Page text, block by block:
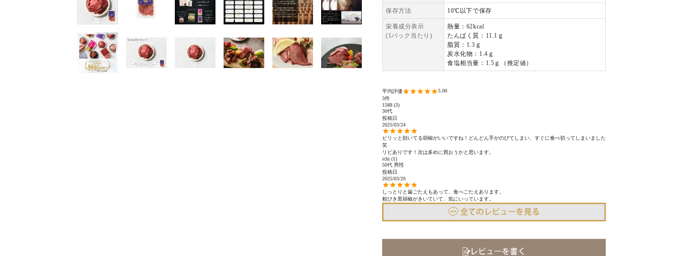
保存方法 10℃以下で保存
栄養成分表示
(1パック当たり)
熱量：62kcal
たんぱく質：11.1ｇ
脂質：1.3ｇ
炭水化物：1.4ｇ
食塩相当量：1.5ｇ（推定値）
5.00
3
1588 3
30代
投稿日
2025/03/24
ピリッと効いてる胡椒がいいですね！どんどん手がのびてしまい、すぐに食べ切ってしまいました
笑
リピありです！次は多めに買おうかと思います。
ichi
1
50代 男性
投稿日
2025/03/20
しっとりと歯ごたえもあって、食べごたえあります。
粗びき黒胡椒がきいていて、気にいっています。